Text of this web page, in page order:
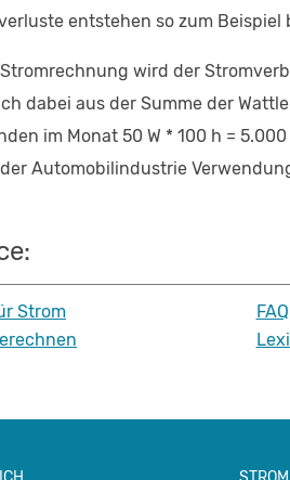
entstehen so zum
wird der
dabei aus der Summe der
im Monat 50 W * 100 h =
Automobilindustrie
Strom
FAQ